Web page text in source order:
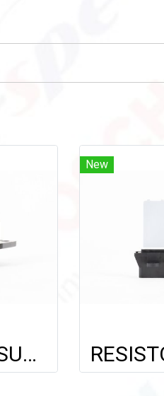
RESISTOR ISUZU GXZ320/ROCKY
New